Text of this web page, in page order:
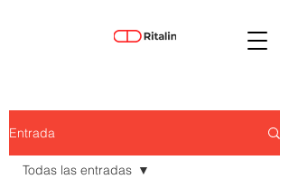
Entrada
Todas las entradas